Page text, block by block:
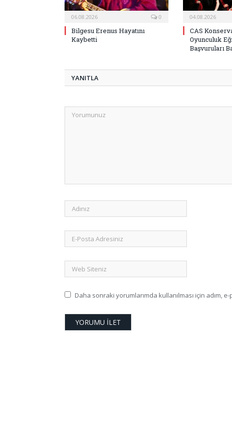
06.08.2026 0
Bilgesu Erenus Hayatını
Kaybetti
04.08.2026
CAS
Oyunculuk
Başvuruları
YANITLA
Daha sonraki yorumlarımda kullanılması için adım,